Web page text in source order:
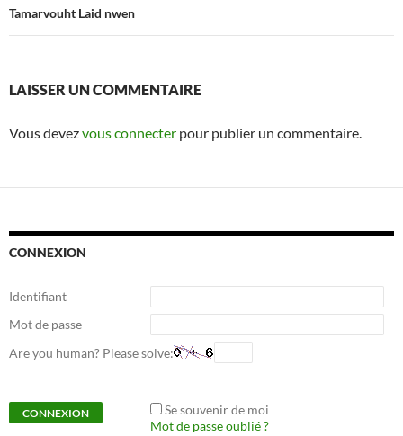
Tamarvouht Laid nwen
LAISSER UN COMMENTAIRE
Vous devezvous connecter pour publier un commentaire.
CONNEXION
Identifiant
Mot de passe
Are you human? Please solve:
Se souvenir de moi
Mot de passe oublié ?